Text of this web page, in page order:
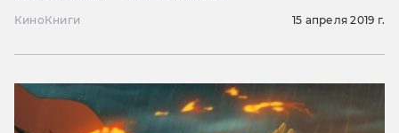
КиноКниги 15 апреля 2019 г.